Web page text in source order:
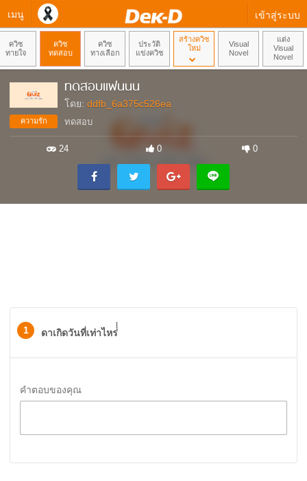
เมนู เข้าสู่ระบบ
ควิซ
ทายใจ
ควิซ
ทดสอบ
ควิซ
ทางเลือก
ประวัติ
แข่งควิซ
สร้างควิซ
ใหม่
Visual
Novel
แต่ง
Visual
Novel
ความรัก
ทดสอบแฟนนน
โดย: ddfb_6a375c526ea
ทดสอบ
24 0 0
1 ดาเกิดวันที่เท่าไหร่่่่
คำตอบของคุณ